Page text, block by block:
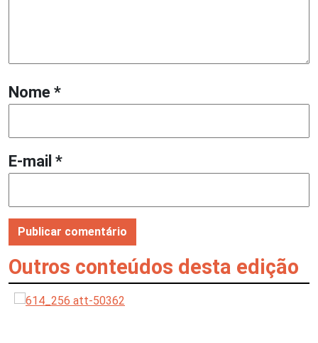
Nome *
E-mail *
Outros conteúdos desta edição